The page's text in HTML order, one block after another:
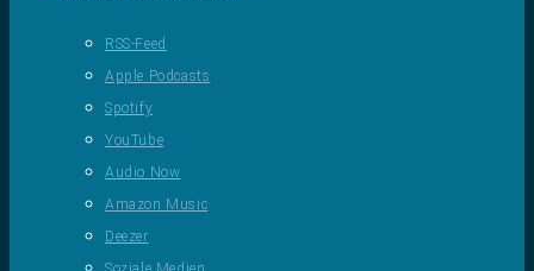
RSS-Feed
Apple Podcasts
Spotify
YouTube
Audio Now
Amazon Music
Deezer